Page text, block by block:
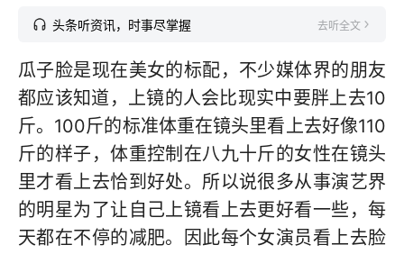
头条听资讯，时事尽掌握 去听全文
瓜子脸是现在美女的标配，不少媒体界的朋友
都应该知道，上镜的人会比现实中要胖上去10
斤。100斤的标准体重在镜头里看上去好像110
斤的样子，体重控制在八九十斤的女性在镜头
里才看上去恰到好处。所以说很多从事演艺界
的明星为了让自己上镜看上去更好看一些，每
天都在不停的减肥。因此每个女演员看上去脸